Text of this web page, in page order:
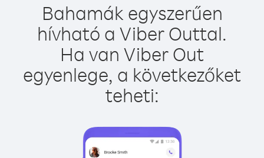
Bahamák egyszerűen
hívható a Viber Outtal.
Ha van Viber Out
egyenlege, a következőket
teheti: